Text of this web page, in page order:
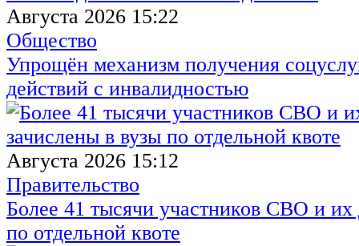
Августа 2026 15:22
Общество
Упрощён механизм получения
действий с инвалидностью
Августа 2026 15:12
Правительство
Более 41 тысячи участников СВО и их
по отдельной квоте